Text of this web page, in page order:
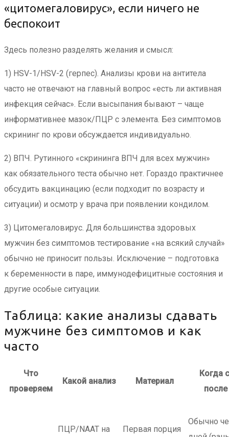
«цитомегаловирус», если ничего не
беспокоит
Здесь полезно разделять желания и смысл:
1) HSV-1/HSV-2 (герпес). Анализы крови на антитела
часто не отвечают на главный вопрос «есть ли активная
инфекция сейчас». Если высыпания бывают – чаще
информативнее мазок/ПЦР с элемента. Без симптомов
скрининг по крови обсуждается индивидуально.
2) ВПЧ. Рутинного «скрининга ВПЧ для всех мужчин»
как обязательного теста обычно нет. Гораздо практичнее
обсудить вакцинацию (если подходит по возрасту и
ситуации) и осмотр у врача при появлении кондилом.
3) Цитомегаловирус. Для большинства здоровых
мужчин без симптомов тестирование «на всякий случай»
обычно не приносит пользы. Исключение – подготовка
к беременности в паре, иммунодефицитные состояния и
другие особые ситуации.
Таблица: какие анализы сдавать
мужчине без симптомов и как
часто
Что
проверяем
Какой анализ Материал
Когда
ПЦР/NAAT на Первая порция
Обычно